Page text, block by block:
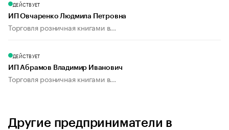
ДЕЙСТВУЕТ
ИП Овчаренко Людмила Петровна
Торговля розничная книгами в...
ДЕЙСТВУЕТ
ИП Абрамов Владимир Иванович
Торговля розничная книгами в...
Другие предприниматели в